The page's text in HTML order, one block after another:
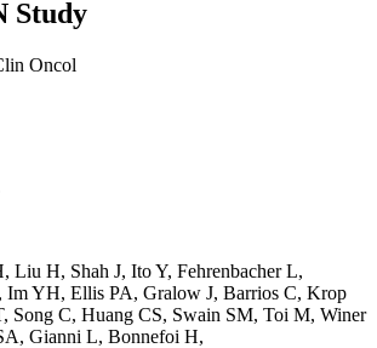
Oncol
Liu H, Shah J, Ito Y, Fehrenbacher L,
YH, Ellis PA, Gralow J, Barrios C, Krop
Song C, Huang CS, Swain SM, Toi M, Winer
Gianni L, Bonnefoi H,